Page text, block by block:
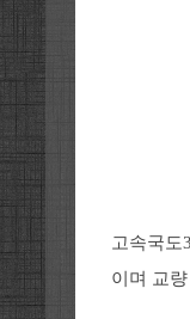
고속국
이며 교